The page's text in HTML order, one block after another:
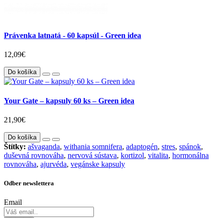
Právenka latnatá - 60 kapsúl - Green idea
12,09€
Do košíka
Your Gate – kapsuly 60 ks – Green idea
21,90€
Do košíka
Štítky: ašvaganda, withania somnifera, adaptogén, stres, spánok,
duševná rovnováha, nervová sústava, kortizol, vitalita, hormonálna
rovnováha, ajurvéda, vegánske kapsuly
Odber newslettera
Email